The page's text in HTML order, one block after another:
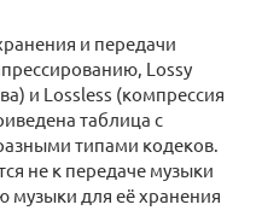
и передачи
Lossy
и Lossless (компрессия
таблица с
типами кодеков.
не к передаче музыки
музыки для её хранения